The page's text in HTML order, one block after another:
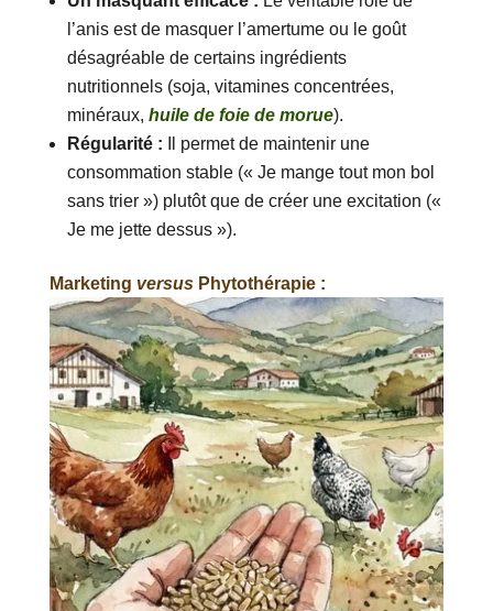
l’anis est de masquer l’amertume ou le goût
désagréable de certains ingrédients
nutritionnels (soja, vitamines concentrées,
minéraux, huile de foie de morue).
Régularité :
Il permet de maintenir une
consommation stable (« Je mange tout mon bol
sans trier ») plutôt que de créer une excitation («
Je me jette dessus »).
Marketing versusPhytothérapie :